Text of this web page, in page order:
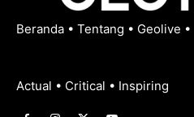
Beranda • Tentang • Geolive •
Actual • Critical • Inspiring